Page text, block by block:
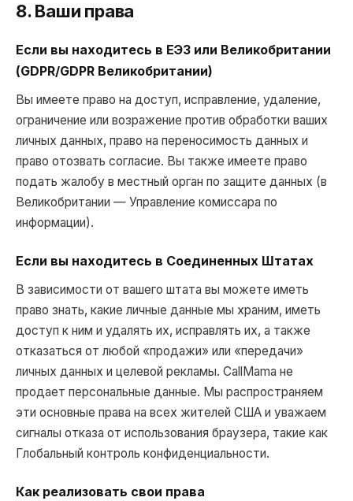
8. Ваши права
Если вы находитесь в ЕЭЗ или Великобритании
(GDPR/GDPR Великобритании)
Вы имеете право на доступ, исправление, удаление,
ограничение или возражение против обработки ваших
личных данных, право на переносимость данных и
право отозвать согласие. Вы также имеете право
подать жалобу в местный орган по защите данных (в
Великобритании — Управление комиссара по
информации).
Если вы находитесь в Соединенных Штатах
В зависимости от вашего штата вы можете иметь
право знать, какие личные данные мы храним, иметь
доступ к ним и удалять их, исправлять их, а также
отказаться от любой «продажи» или «передачи»
личных данных и целевой рекламы. CallMama не
продает персональные данные. Мы распространяем
эти основные права на всех жителей США и уважаем
сигналы отказа от использования браузера, такие как
Глобальный контроль конфиденциальности.
Как реализовать свои права